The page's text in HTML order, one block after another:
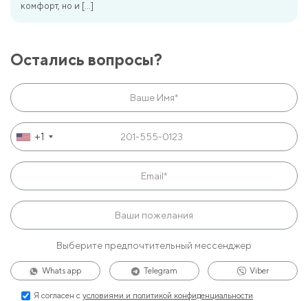
комфорт, но и […]
Остались вопросы?
+1
Выберите предпочтительный мессенджер
Whats app Telegram Viber
Я согласен с условиями и политикой конфиденциальности